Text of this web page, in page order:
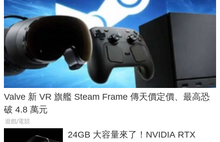
Valve 新 VR 旗艦 Steam Frame 傳天價定價、最高恐
破 4.8 萬元
遊戲/電競
24GB 大容量來了！NVIDIA RTX